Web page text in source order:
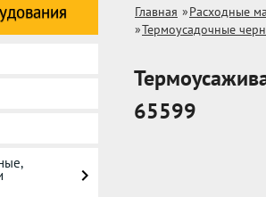
Главная »Расходные
»Термоусадочные
65599